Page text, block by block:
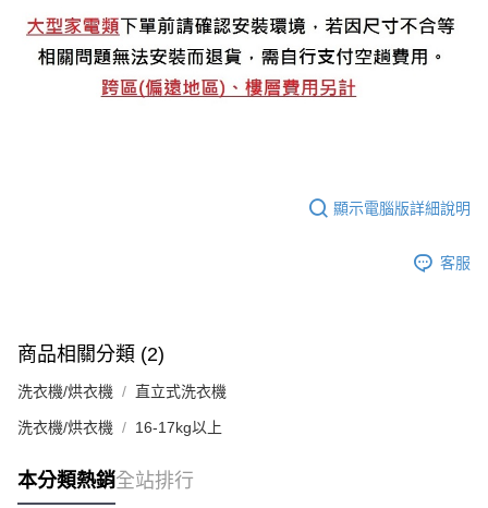
顯示電腦版詳細說明
客服
商品相關分類 (2)
洗衣機/烘衣機 直立式洗衣機
洗衣機/烘衣機 16-17kg以上
本分類熱銷全站排行